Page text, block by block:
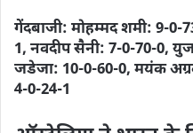
गेंदबाजी: मोहम्मद शमी: 9-0-
1, नवदीप सैनी: 7-0-70-0,
जडेजा: 10-0-60-0, मयंक
4-0-24-1